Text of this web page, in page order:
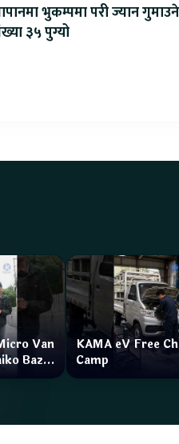
भुकम्पमा परी ज्यान
३५ पुग्यो
Van
Bazar
KAMA eV Free
Camp